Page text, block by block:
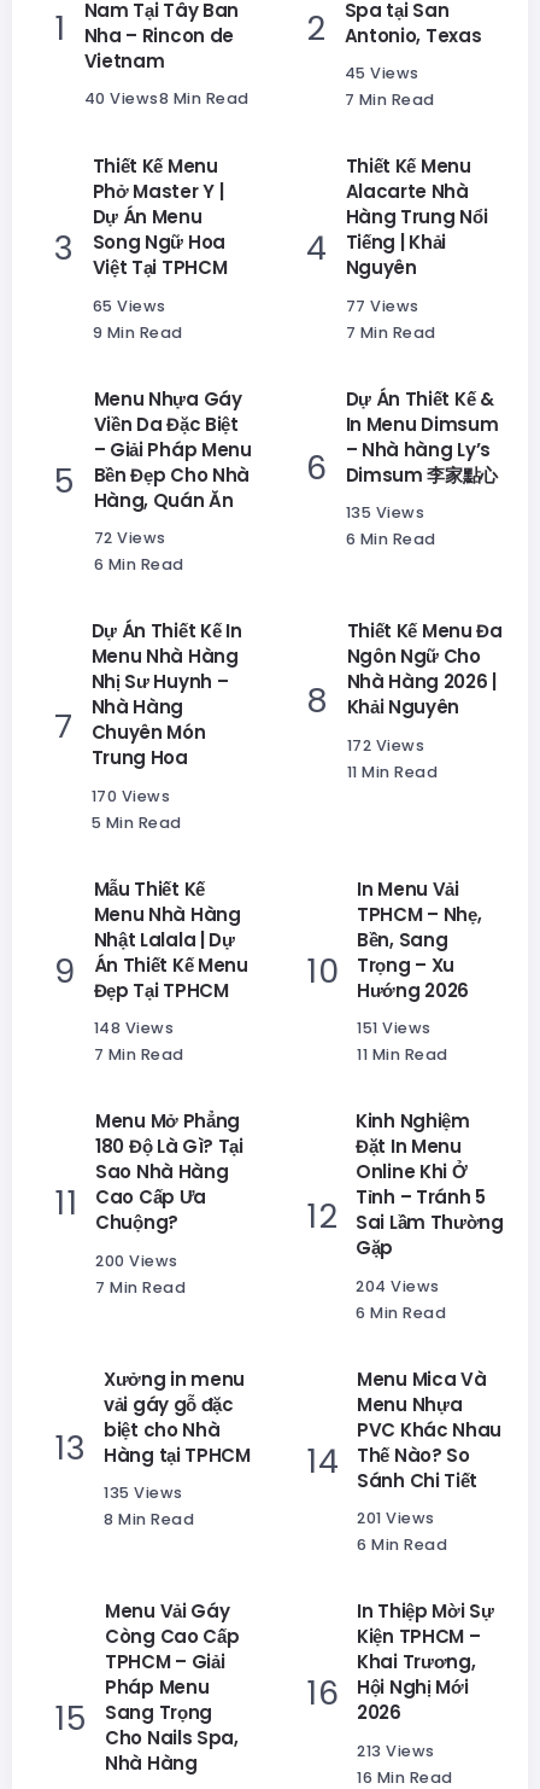
Nam Tại Tây Ban
Nha – Rincon de
Vietnam
40 Views8 Min Read
Spa tại San
Antonio, Texas
45 Views
7 Min Read
Thiết Kế Menu
Phở Master Y |
Dự Án Menu
Song Ngữ Hoa
Việt Tại TPHCM
65 Views
9 Min Read
Thiết Kế Menu
Alacarte Nhà
Hàng Trung Nổi
Tiếng | Khải
Nguyên
77 Views
7 Min Read
Menu Nhựa Gáy
Viền Da Đặc Biệt
– Giải Pháp Menu
Bền Đẹp Cho Nhà
Hàng, Quán Ăn
72 Views
6 Min Read
Dự Án Thiết Kế &
In Menu Dimsum
– Nhà hàng Ly’s
Dimsum 李家點心
135 Views
6 Min Read
Dự Án Thiết Kế In
Menu Nhà Hàng
Nhị Sư Huynh –
Nhà Hàng
Chuyên Món
Trung Hoa
170 Views
5 Min Read
Thiết Kế Menu Đa
Ngôn Ngữ Cho
Nhà Hàng 2026 |
Khải Nguyên
172 Views
11 Min Read
Mẫu Thiết Kế
Menu Nhà Hàng
Nhật Lalala | Dự
Án Thiết Kế Menu
Đẹp Tại TPHCM
148 Views
7 Min Read
In Menu Vải
TPHCM – Nhẹ,
Bền, Sang
Trọng – Xu
Hướng 2026
151 Views
11 Min Read
Menu Mở Phẳng
180 Độ Là Gì? Tại
Sao Nhà Hàng
Cao Cấp Ưa
Chuộng?
200 Views
7 Min Read
Kinh Nghiệm
Đặt In Menu
Online Khi Ở
Tỉnh – Tránh 5
Sai Lầm Thường
Gặp
204 Views
6 Min Read
Xưởng in menu
vải gáy gỗ đặc
biệt cho Nhà
Hàng tại TPHCM
135 Views
8 Min Read
Menu Mica Và
Menu Nhựa
PVC Khác Nhau
Thế Nào? So
Sánh Chi Tiết
201 Views
6 Min Read
Menu Vải Gáy
Còng Cao Cấp
TPHCM – Giải
Pháp Menu
Sang Trọng
Cho Nails Spa,
Nhà Hàng
In Thiệp Mời Sự
Kiện TPHCM –
Khai Trương,
Hội Nghị Mới
2026
213 Views
16 Min Read